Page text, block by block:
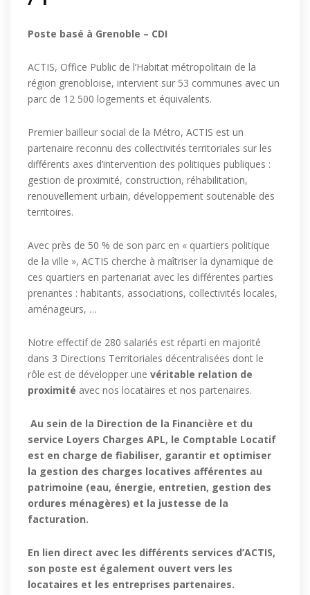
Poste basé à Grenoble – CDI
ACTIS, Office Public de l’Habitat métropolitain de la
région grenobloise, intervient sur 53 communes avec un
parc de 12 500 logements et équivalents.
Premier bailleur social de la Métro, ACTIS est un
partenaire reconnu des collectivités territoriales sur les
différents axes d’intervention des politiques publiques :
gestion de proximité, construction, réhabilitation,
renouvellement urbain, développement soutenable des
territoires.
Avec près de 50 % de son parc en « quartiers politique
de la ville », ACTIS cherche à maîtriser la dynamique de
ces quartiers en partenariat avec les différentes parties
prenantes : habitants, associations, collectivités locales,
aménageurs, …
Notre effectif de 280 salariés est réparti en majorité
dans 3 Directions Territoriales décentralisées dont le
rôle est de développer une véritable relation de
proximité avec nos locataires et nos partenaires.
Au sein de la Direction de la Financière et du
service Loyers Charges APL, le Comptable Locatif
est en charge de fiabiliser, garantir et optimiser
la gestion des charges locatives afférentes au
patrimoine (eau, énergie, entretien, gestion des
ordures ménagères) et la justesse de la
facturation.
En lien direct avec les différents services d’ACTIS,
son poste est également ouvert vers les
locataires et les entreprises partenaires.